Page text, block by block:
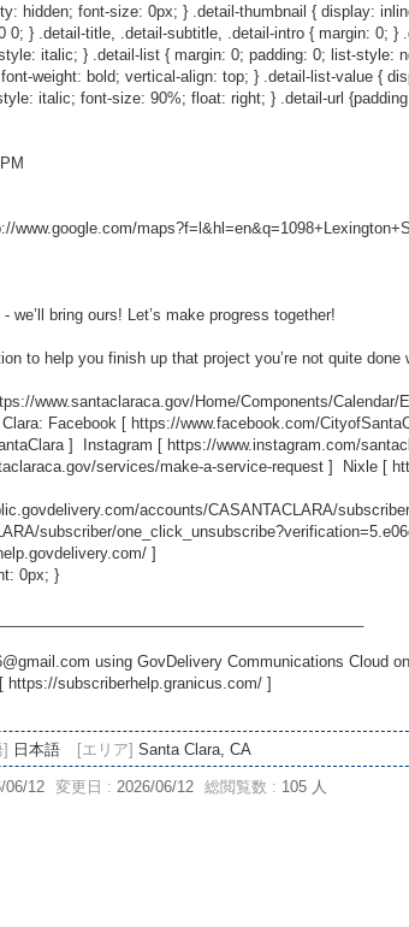
hidden; font-size: 0px; } .detail-thumbnail { display:
0; } .detail-title, .detail-subtitle, .detail-intro { margin: 0;
italic; } .detail-list { margin: 0; padding: 0; list-style:
weight: bold; vertical-align: top; } .detail-list-value {
italic; font-size: 90%; float: right; } .detail-url
www.google.com/
we’ll bring ours! Let’s make progress together!
to help you finish up that project you’re not quite done
www.santaclaraca.gov/Home/Components/Calendar/
Facebook [ https://www.facebook.com/
] Instagram [ https://www.instagram.com/
services/make-a-service-request ] Nixle [
accounts/CASANTACLARA/
subscriber/
]
0px; }
using GovDelivery Communications Cloud
https://subscriberhelp.granicus.com/ ]
日本語 [エリア] Santa Clara, CA
06/12 変更日 : 2026/06/12 総閲覧数 : 105 人